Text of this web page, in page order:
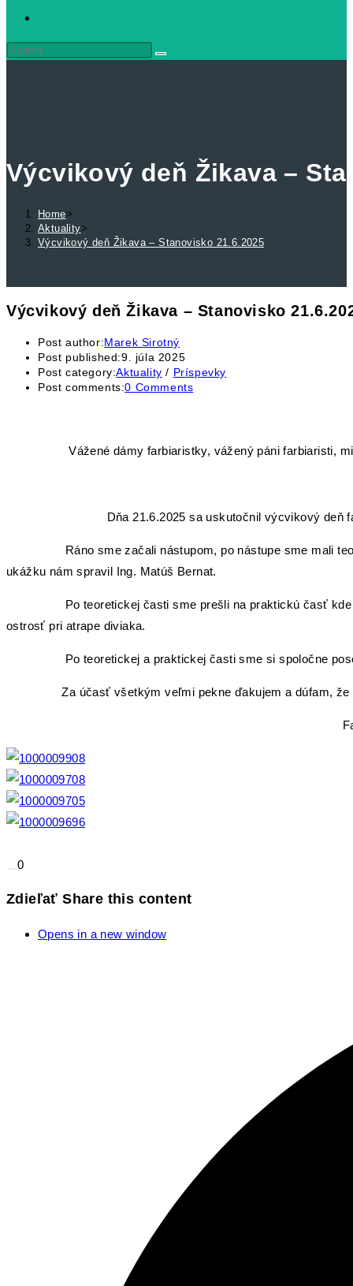
Výcvikový deň Žikava –
Home>
Aktuality>
Výcvikový deň Žikava – Stanovisko 21.6.2025
Výcvikový deň Žikava – Stanovisko
Post author:Marek Sirotný
Post published:9. júla 2025
Post category:Aktuality / Príspevky
Post comments:0 Comments
Vážené dámy farbiaristky, vážený páni farbiaristi,
Dňa 21.6.2025 sa uskutočnil výcvikový deň
Ráno sme začali nástupom, po nástupe sme mali
ukážku nám spravil Ing. Matúš Bernat.
Po teoretickej časti sme prešli na praktickú časť kde si
ostrosť pri atrape diviaka.
Po teoretickej a praktickej časti sme si spoločne
Za účasť všetkým veľmi pekne ďakujem a dúfam, že sa
Farbiarom
0
Zdieľať Share this content
Opens in a new window